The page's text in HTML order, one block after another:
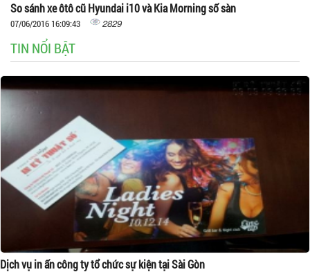
So sánh xe ôtô cũ Hyundai i10 và Kia Morning số sàn
07/06/2016 16:09:43 2829
TIN NỔI BẬT
Dịch vụ in ấn công ty tổ chức sự kiện tại Sài Gòn